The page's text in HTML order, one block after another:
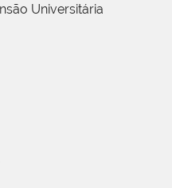
Universitária